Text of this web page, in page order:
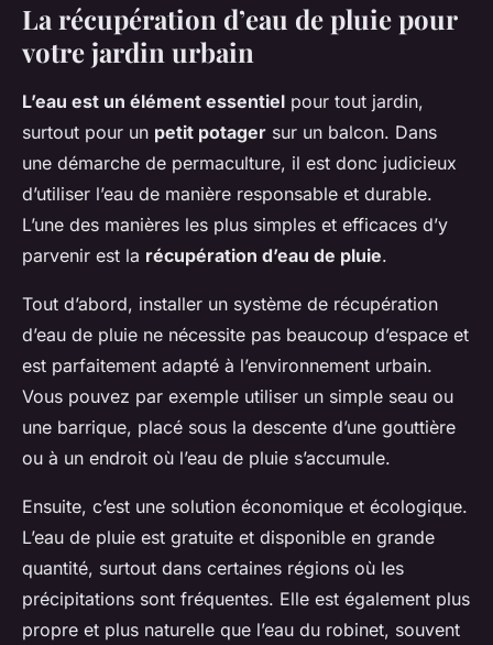
La récupération d’eau de pluie pour
votre jardin urbain
L’eau est un élément essentiel pour tout jardin,
surtout pour un petit potager sur un balcon. Dans
une démarche de permaculture, il est donc judicieux
d’utiliser l’eau de manière responsable et durable.
L’une des manières les plus simples et efficaces d’y
parvenir est la récupération d’eau de pluie.
Tout d’abord, installer un système de récupération
d’eau de pluie ne nécessite pas beaucoup d’espace et
est parfaitement adapté à l’environnement urbain.
Vous pouvez par exemple utiliser un simple seau ou
une barrique, placé sous la descente d’une gouttière
ou à un endroit où l’eau de pluie s’accumule.
Ensuite, c’est une solution économique et écologique.
L’eau de pluie est gratuite et disponible en grande
quantité, surtout dans certaines régions où les
précipitations sont fréquentes. Elle est également plus
propre et plus naturelle que l’eau du robinet, souvent